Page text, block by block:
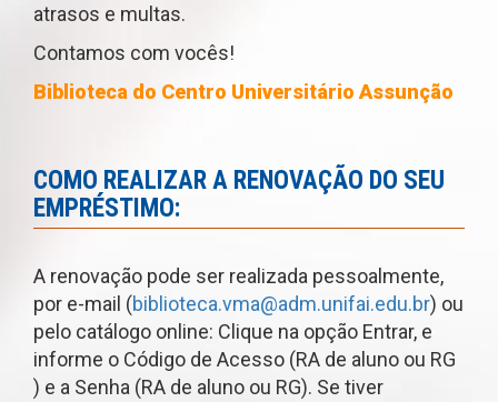
atrasos e multas.
Contamos com vocês!
Biblioteca do Centro Universitário Assunção
COMO REALIZAR A RENOVAÇÃO DO SEU
EMPRÉSTIMO:
A renovação pode ser realizada pessoalmente,
por e-mail (biblioteca.vma@adm.unifai.edu.br) ou
pelo catálogo online: Clique na opção Entrar, e
informe o Código de Acesso (RA de aluno ou RG
) e a Senha (RA de aluno ou RG). Se tiver